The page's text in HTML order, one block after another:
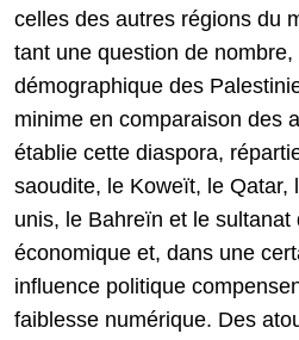
celles des autres régions du
tant une question de nombre,
démographique des
minime en comparaison des
établie cette diaspora,
saoudite, le Koweït, le Qatar,
unis, le Bahreïn et le sultanat
économique et, dans une
influence politique
faiblesse numérique. Des